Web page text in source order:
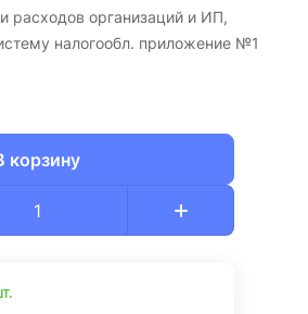
расходов организаций и ИП,
налогообл. приложение №1
корзину